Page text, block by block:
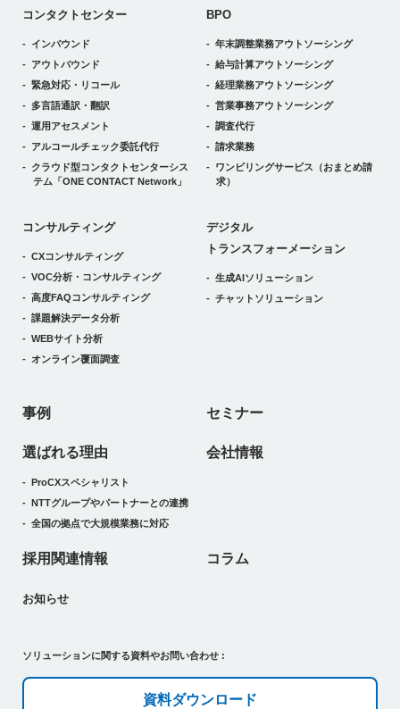
コンタクトセンター
インバウンド
アウトバウンド
緊急対応・リコール
多言語通訳・翻訳
運用アセスメント
アルコールチェック委託代行
クラウド型コンタクトセンターシス
テム 「ONE CONTACT Network」
BPO
年末調整業務アウトソーシング
給与計算アウトソーシング
経理業務アウトソーシング
営業事務アウトソーシング
調査代行
請求業務
ワンビリングサービス （おまとめ請
求）
コンサルティング
CXコンサルティング
VOC分析・コンサルティング
高度FAQコンサルティング
課題解決データ分析
WEBサイト分析
オンライン覆面調査
デジタルトランスフォーメーション
デジタル
トランスフォーメーション
生成AIソリューション
チャットソリューション
事例 セミナー
選ばれる理由
ProCXスペシャリスト
NTTグループやパートナーとの連携
全国の拠点で大規模業務に対応
会社情報
採用関連情報 コラム
お知らせ
ソリューションに関する資料やお問い合わせ :
資料ダウンロード